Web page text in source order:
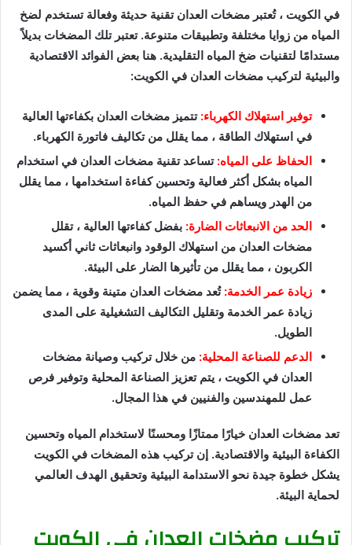
في الكويت ، تُعتبر مضخات العدان تقنية حديثة وفعالة تستخدم لضخ
المياه من زوايا مختلفة وتطبيقات متنوعة. تعتبر تلك المضخات بديلاً
مستدامًا لتقنيات ضخ المياه التقليدية. هنا بعض الفوائد الاقتصادية
والبيئية لتركيب مضخات العدان في الكويت:
توفير استهلاك الكهرباء: تتميز مضخات العدان بكفاءتها العالية
في استهلاك الطاقة ، مما يقلل من تكاليف فاتورة الكهرباء.
الحفاظ على المياه: تساعد تقنية مضخات العدان في استخدام
المياه بشكل أكثر فعالية وتحسين كفاءة استخدامها ، مما يقلل
من الهدر ويساهم في حفظ المياه.
الحد من الانبعاثات الضارة: بفضل كفاءتها العالية ، تقلل
مضخات العدان من استهلاك الوقود وانبعاثات ثاني أكسيد
الكربون ، مما يقلل من تأثيرها الضار على البيئة.
زيادة عمر الخدمة: تُعد مضخات العدان متينة وقوية ، مما يضمن
زيادة عمر الخدمة وتقليل التكاليف التشغيلية على المدى
الطويل.
الدعم للصناعة المحلية: من خلال تركيب وصيانة مضخات
العدان في الكويت ، يتم تعزيز الصناعة المحلية وتوفير فرص
عمل للمهندسين والفنيين في هذا المجال.
تعد مضخات العدان خيارًا ممتازًا ومحسنًا لاستخدام المياه وتحسين
الكفاءة البيئية والاقتصادية. إن تركيب هذه المضخات في الكويت
يشكل خطوة جيدة نحو الاستدامة البيئية وتحقيق الهدف العالمي
لحماية البيئة.